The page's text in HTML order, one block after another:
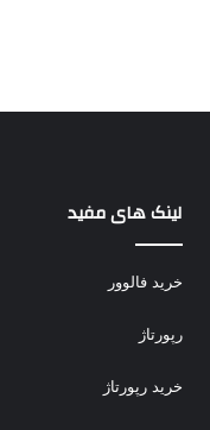
لینک های مفید
خرید فالوور
رپورتاژ
خرید رپورتاژ